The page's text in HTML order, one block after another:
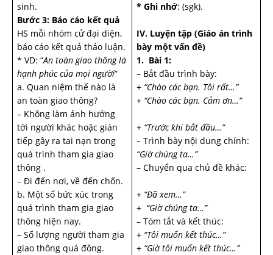
sinh.
Bước 3: Báo cáo kết quả
HS mỗi nhóm cử đại diện,
báo cáo kết quả thảo luận.
* VD: “An toàn giao thông là
hạnh phúc của mọi người”
a. Quan niệm thế nào là
an toàn giao thông?
– Không làm ảnh hưởng
tới người khác hoặc gián
tiếp gây ra tai nạn trong
quá trình tham gia giao
thông .
– Đi đến nơi, về đến chốn.
b. Một số bức xúc trong
quá trình tham gia giao
thông hiện nay.
– Số lượng người tham gia
giao thông quá đông.
* Ghi nhớ: (sgk).
IV. Luyện tập (Giáo án trình
bày một vấn đề)
1. Bài 1:
– Bắt đầu trình bày:
+ “Chào các bạn. Tôi rất…”
+ “Chào các bạn. Cảm ơn…”
+ “Trước khi bắt đầu…”
– Trình bày nội dung chính:
“Giờ chúng ta…”
– Chuyển qua chủ đề khác:
+ “Đã xem…”
+ “Giờ chúng ta…”
– Tóm tắt và kết thúc:
+ “Tôi muốn kết thúc…”
+ “Giờ tôi muốn kết thúc…”